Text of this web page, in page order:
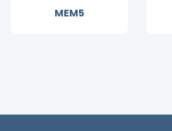
MEM5